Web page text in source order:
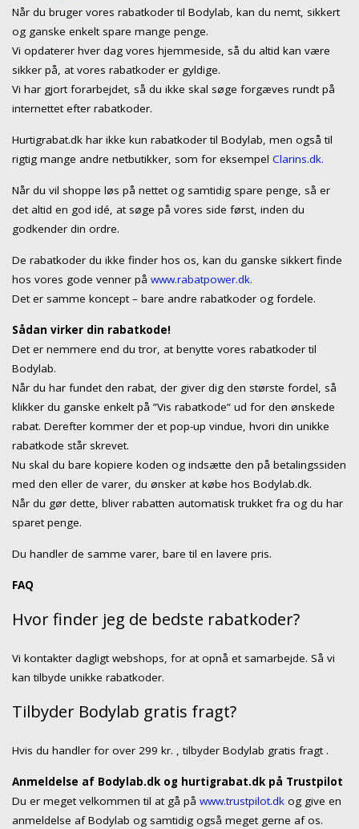
Når du bruger vores rabatkoder til Bodylab, kan du nemt, sikkert
og ganske enkelt spare mange penge.
Vi opdaterer hver dag vores hjemmeside, så du altid kan være
sikker på, at vores rabatkoder er gyldige.
Vi har gjort forarbejdet, så du ikke skal søge forgæves rundt på
internettet efter rabatkoder.
Hurtigrabat.dk har ikke kun rabatkoder til Bodylab, men også til
rigtig mange andre netbutikker, som for eksempel Clarins.dk.
Når du vil shoppe løs på nettet og samtidig spare penge, så er
det altid en god idé, at søge på vores side først, inden du
godkender din ordre.
De rabatkoder du ikke finder hos os, kan du ganske sikkert finde
hos vores gode venner på www.rabatpower.dk.
Det er samme koncept – bare andre rabatkoder og fordele.
Sådan virker din rabatkode!
Det er nemmere end du tror, at benytte vores rabatkoder til
Bodylab.
Når du har fundet den rabat, der giver dig den største fordel, så
klikker du ganske enkelt på ”Vis rabatkode” ud for den ønskede
rabat. Derefter kommer der et pop-up vindue, hvori din unikke
rabatkode står skrevet.
Nu skal du bare kopiere koden og indsætte den på betalingssiden
med den eller de varer, du ønsker at købe hos Bodylab.dk.
Når du gør dette, bliver rabatten automatisk trukket fra og du har
sparet penge.
Du handler de samme varer, bare til en lavere pris.
FAQ
Hvor finder jeg de bedste rabatkoder?
Vi kontakter dagligt webshops, for at opnå et samarbejde. Så vi
kan tilbyde unikke rabatkoder.
Tilbyder Bodylab gratis fragt?
Hvis du handler for over 299 kr. , tilbyder Bodylab gratis fragt .
Anmeldelse af Bodylab.dk og hurtigrabat.dk på Trustpilot
Du er meget velkommen til at gå på www.trustpilot.dk og give en
anmeldelse af Bodylab og samtidig også meget gerne af os.